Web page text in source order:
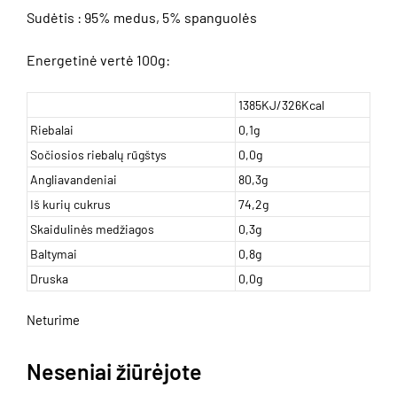
Sudėtis : 95% medus, 5% spanguolės
Energetinė vertė 100g:
1385KJ/326Kcal
Riebalai
0,1g
Sočiosios riebalų rūgštys
0,0g
Angliavandeniai
80,3g
Iš kurių cukrus
74,2g
Skaidulinės medžiagos
0,3g
Baltymai
0,8g
Druska
0,0g
Neturime
Neseniai žiūrėjote